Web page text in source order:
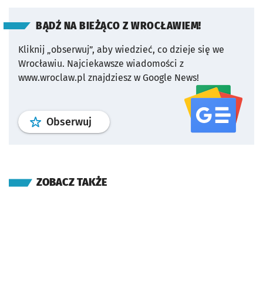
BĄDŹ NA BIEŻĄCO Z WROCŁAWIEM!
Kliknij „obserwuj”, aby wiedzieć, co dzieje się we
Wrocławiu. Najciekawsze wiadomości z
www.wroclaw.pl znajdziesz w Google News!
Obserwuj profil serwisu
ZOBACZ TAKŻE